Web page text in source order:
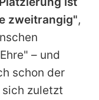
zweitrangig",
– und
schon der
zuletzt